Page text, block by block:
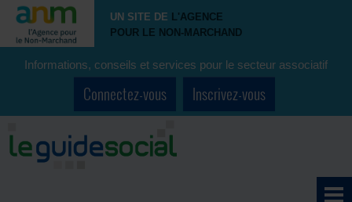
UN SITE DE L'AGENCE
POUR LE NON-MARCHAND
Informations, conseils et services pour le secteur associatif
Connectez-vous Inscrivez-vous